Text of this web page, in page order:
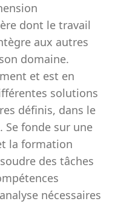
dont le travail
aux autres
domaine.
et est en
solutions
définis, dans le
Se fonde sur une
la formation
des tâches
nécessaires